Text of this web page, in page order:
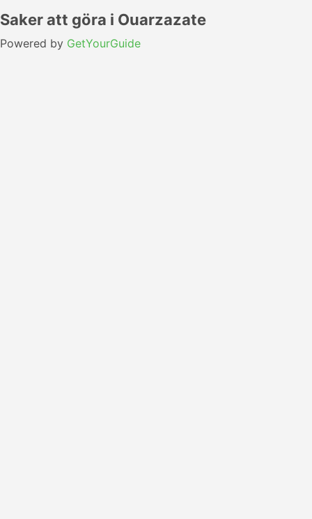
Saker att göra i Ouarzazate
Powered by GetYourGuide